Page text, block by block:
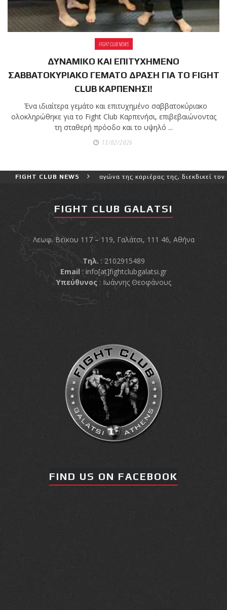
Ιωάννη
Θεοφάνους
με την υποστήριξη της
Οι αθλητές
του Fight
Club Galatsi
ολοκλήρωσαν με επιτυχία
Με μεγάλη
επιτυχία
πραγματοποιήθηκε το
κλειστό σεμινάριο
Brazilian Jiu-Jitsu με τον
Grand Master Reyson
Gracie στο Fight Club
Κορυφαίος
Βραζιλιάνος προπονητής
Reyson Gracie Red Belt 9th
Degree, σε σεμινάριο BJJ
για λίγους, στο Fight Club
FIGHT CLUB NEWS
ΔΥΝΑΜΙΚΟ ΚΑΙ ΕΠΙΤΥΧΗΜΕΝΟ
ΣΑΒΒΑΤΟΚΥΡΙΑΚΟ ΓΕΜΑΤΟ ΔΡΑΣΗ ΓΙΑ ΤΟ FIGHT
CLUB ΚΑΡΠΕΝΗΣΙ!
Ένα ιδιαίτερα γεμάτο και επιτυχημένο σαββατοκύριακο
ολοκληρώθηκε για το Fight Club Καρπενήσι, επιβεβαιώνοντας
τη σταθερή πρόοδο και το υψηλό ...
13/02/2026
FIGHT CLUB NEWS
και πιο δύσκολο αγώνα της καριέρας της, διεκδικεί τον
FIGHT CLUB GALATSI
Λεωφ. Βεϊκου 117 – 119, Γαλάτσι, 111 46, Αθήνα
Τηλ. : 2102915489
Email :info[at]fightclubgalatsi.gr
Υπεύθυνος: Ιωάννης Θεοφάνους
FIND US ON FACEBOOK